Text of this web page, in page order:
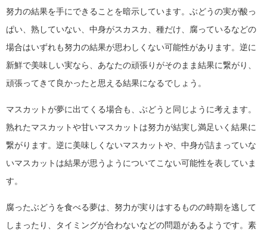
努力の結果を手にできることを暗示しています。ぶどうの実が酸っ
ぱい、熟していない、中身がスカスカ、種だけ、腐っているなどの
場合はいずれも努力の結果が思わしくない可能性があります。逆に
新鮮で美味しい実なら、あなたの頑張りがそのまま結果に繋がり、
頑張ってきて良かったと思える結果になるでしょう。
マスカットが夢に出てくる場合も、ぶどうと同じように考えます。
熟れたマスカットや甘いマスカットは努力が結実し満足いく結果に
繋がります。逆に美味しくないマスカットや、中身が詰まっていな
いマスカットは結果が思うようについてこない可能性を表していま
す。
腐ったぶどうを食べる夢は、努力が実りはするものの時期を逃して
しまったり、タイミングが合わないなどの問題があるようです。素